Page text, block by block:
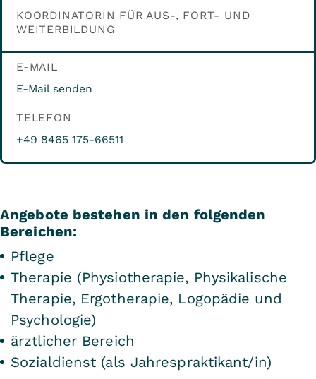
Diagnostik, z. B. sensomotorische
Tests, Leistungs-, Verhaltens- und
Funktionsdiagnostiktests,
neuropsychologische Tests
Rehabilitationspflege,
Dysphagietherapie,
neuropsychologisches Training,
Entspannungsverfahren
Funktionsbezogene apparative
Messverfahren, z. B.
Muskelfunktionsanalyse, Stand- und
Ganganalyse, Bewegungsanalyse
hämodynamisches Monitoring,
Schockbehandlung, Schaffung
zentraler Zugänge, Defibrillation,
Selbstständige Durchführung von
Punktionen, z. B. an Blase, Pleura,
Bauchhöhle
KOORDINATORIN FÜR AUS-, FORT- UND
WEITERBILDUNG
E-MAIL
E-Mail senden
TELEFON
+49 8465 175-66511
Angebote bestehen in den folgenden
Bereichen:
Pflege
Therapie (Physiotherapie, Physikalische
Therapie, Ergotherapie, Logopädie und
Psychologie)
ärztlicher Bereich
Sozialdienst (als Jahrespraktikant/in)